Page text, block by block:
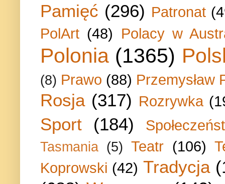
Pamięć (296) Patronat
PolArt (48) Polacy w
Polonia (1365)
(8) Prawo (88) Przemysław
Rosja (317) Rozrywka
Sport (184)
Tasmania (5) Teatr (106)
Koprowski (42) Tradycja